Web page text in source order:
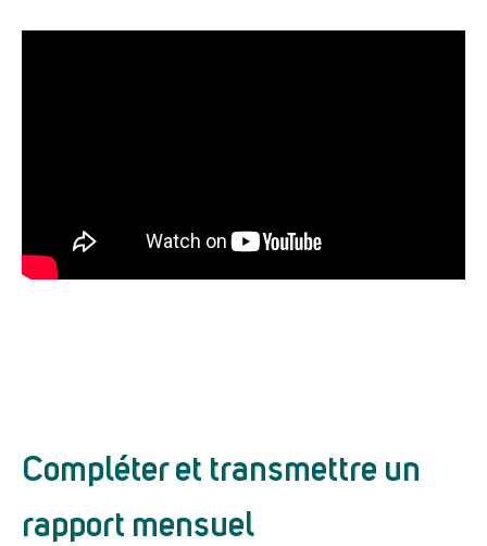
Compléter et transmettre un
rapport mensuel